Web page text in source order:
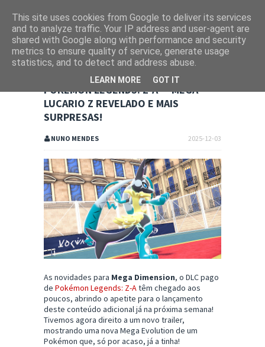
POKÉMON LEGENDS: Z-A — MEGA
LUCARIO Z REVELADO E MAIS
SURPRESAS!
2025-12-03
NUNO MENDES
As novidades para Mega Dimension, o DLC pago
de Pokémon Legends: Z-Atêm chegado aos
poucos, abrindo o apetite para o lançamento
deste conteúdo adicional já na próxima semana!
Tivemos agora direito a um novo trailer,
mostrando uma nova Mega Evolution de um
Pokémon que, só por acaso, já a tinha!
This site uses cookies from Google to deliver its services
and to analyze traffic. Your IP address and user-agent are
shared with Google along with performance and security
metrics to ensure quality of service, generate usage
statistics, and to detect and address abuse.
LEARN MORE GOT IT